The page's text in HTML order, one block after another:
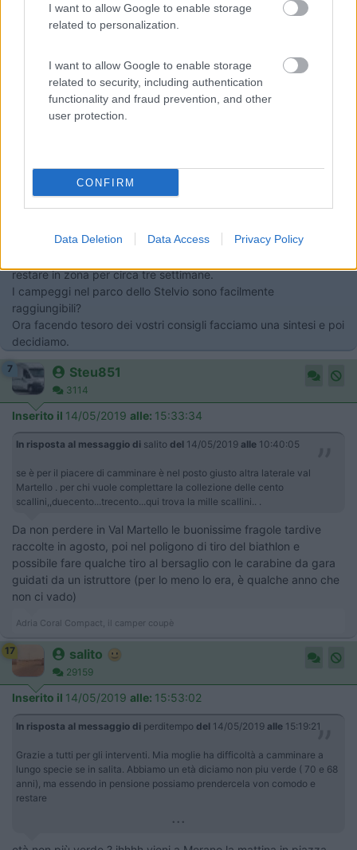
I want to allow Google to enable storage
related to personalization.
I want to allow Google to enable storage
related to security, including authentication
functionality and fraud prevention, and other
user protection.
CONFIRM
Data Deletion Data Access Privacy Policy
Modificato da salito il 14/05/2019 alle 10:43:39
284
Inserito il 14/05/2019 alle: 15:19:21
In risposta al messaggio di
scallini,,duecento...trecento...qui trova la mille scallini.. .
Grazie a tutti per gli interventi.
Abbiamo un età diciamo non piu verde ( 70 e 68 anni), ma
restare in zona per circa tre settimane.
I campeggi nel parco dello Stelvio sono facilmente
raggiungibili?
Ora facendo tesoro dei vostri consigli facciamo una sintesi e poi
decidiamo.
7 Steu851
3114
Inserito il 14/05/2019 alle: 15:33:34
In risposta al messaggio di salito del 14/05/2019 alle 10:40:05
se è per il piacere di camminare è nel posto giusto altra laterale val
Martello . per chi vuole complettare la collezione delle cento
scallini,,duecento...trecento...qui trova la mille scallini.. .
Da non perdere in Val Martello le buonissime fragole tardive
raccolte in agosto, poi nel poligono di tiro del biathlon e
possibile fare qualche tiro al bersaglio con le carabine da gara
guidati da un istruttore (per lo meno lo era, è qualche anno che
non ci vado)
Adria Coral Compact, il camper coupè
17 salito
29159
Inserito il 14/05/2019 alle: 15:53:02
In risposta al messaggio di perditempo del 14/05/2019 alle 15:19:21
Grazie a tutti per gli interventi. Mia moglie ha difficoltà a camminare a
lungo specie se in salita. Abbiamo un età diciamo non piu verde ( 70 e 68
anni), ma essendo in pensione possiamo prendercela von comodo e
restare
...